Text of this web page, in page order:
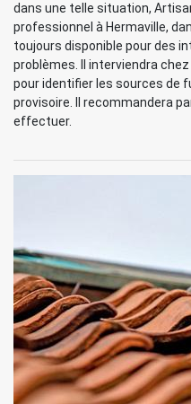
dans une telle situation,
professionnel à Hermaville,
toujours disponible pour des
problèmes. Il interviendra
pour identifier les sources de
provisoire. Il recommandera
effectuer.